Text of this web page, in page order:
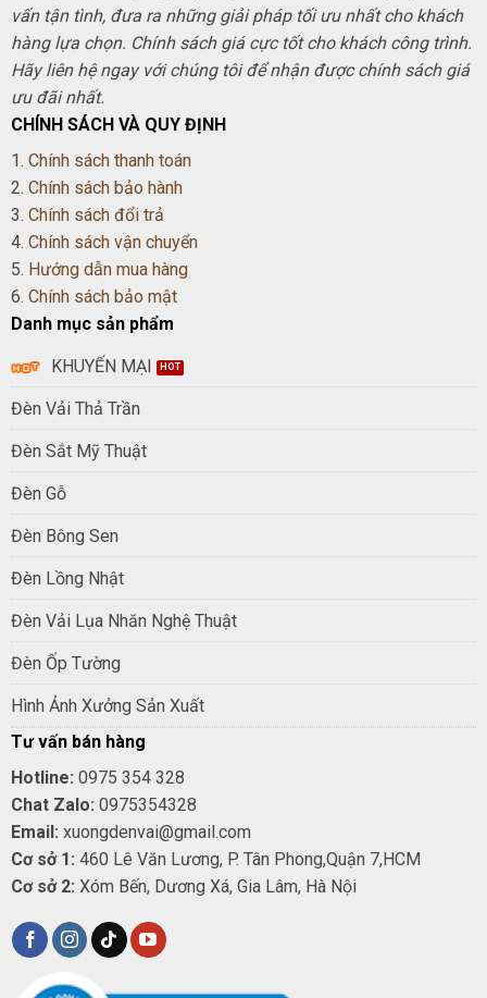
vấn tận tình, đưa ra những giải pháp tối ưu nhất cho khách
hàng lựa chọn. Chính sách giá cực tốt cho khách công trình.
Hãy liên hệ ngay với chúng tôi để nhận được chính sách giá
ưu đãi nhất.
CHÍNH SÁCH VÀ QUY ĐỊNH
1. Chính sách thanh toán
2. Chính sách bảo hành
3. Chính sách đổi trả
4. Chính sách vận chuyển
5. Hướng dẫn mua hàng
6. Chính sách bảo mật
Danh mục sản phẩm
KHUYẾN MẠI
Đèn Vải Thả Trần
Đèn Sắt Mỹ Thuật
Đèn Gỗ
Đèn Bông Sen
Đèn Lồng Nhật
Đèn Vải Lụa Nhăn Nghệ Thuật
Đèn Ốp Tường
Hình Ảnh Xưởng Sản Xuất
Tư vấn bán hàng
Hotline: 0975 354 328
Chat Zalo: 0975354328
Email: xuongdenvai@gmail.com
Cơ sở 1: 460 Lê Văn Lương, P. Tân Phong,Quận 7,HCM
Cơ sở 2: Xóm Bến, Dương Xá, Gia Lâm, Hà Nội